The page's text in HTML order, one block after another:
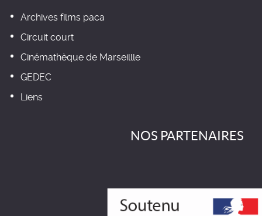
Archives films paca
Circuit court
Cinémathèque de Marseillle
GEDEC
Liens
NOS PARTENAIRES